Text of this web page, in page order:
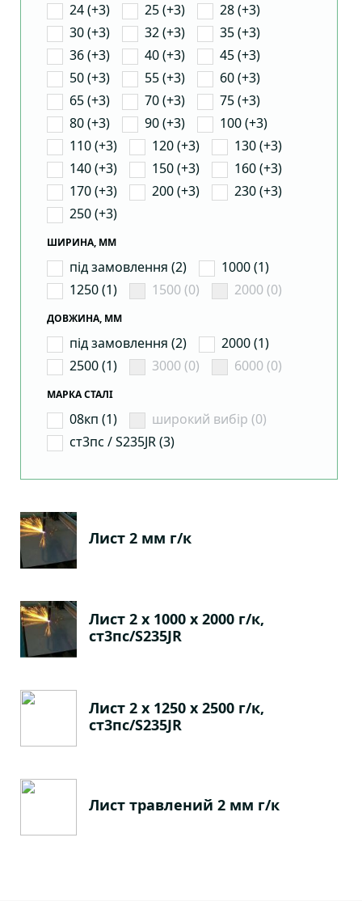
24 (+3)
25 (+3)
28 (+3)
30 (+3)
32 (+3)
35 (+3)
36 (+3)
40 (+3)
45 (+3)
50 (+3)
55 (+3)
60 (+3)
65 (+3)
70 (+3)
75 (+3)
80 (+3)
90 (+3)
100 (+3)
110 (+3)
120 (+3)
130 (+3)
140 (+3)
150 (+3)
160 (+3)
170 (+3)
200 (+3)
230 (+3)
250 (+3)
ШИРИНА, ММ
під замовлення (2)
1000 (1)
1250 (1)
1500 (0) 2000 (0)
ДОВЖИНА, ММ
під замовлення (2)
2000 (1)
2500 (1)
3000 (0) 6000 (0)
МАРКА СТАЛІ
08кп (1)
широкий вибір (0)
ст3пс / S235JR (3)
Лист 2 мм г/к
Лист 2 х 1000 х 2000 г/к,
ст3пс/S235JR
Лист 2 х 1250 х 2500 г/к,
ст3пс/S235JR
Лист травлений 2 мм г/к